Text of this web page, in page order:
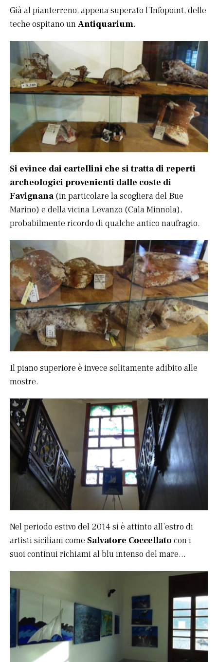
Già al pianterreno, appena superato l’Infopoint, delle
teche ospitano unAntiquarium.
Si evince dai cartellini che si tratta di reperti
archeologici provenienti dalle coste di
Favignana(in particolare la scogliera del Bue
Marino) e della vicina Levanzo (Cala Minnola),
probabilmente ricordo di qualche antico naufragio.
Il piano superiore è invece solitamente adibito alle
mostre.
Nel periodo estivo del 2014 si è attinto all’estro di
artisti siciliani come Salvatore Coccellato con i
suoi continui richiami al blu intenso del mare…